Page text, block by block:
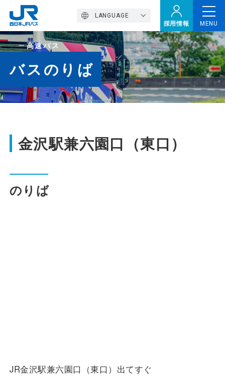
採用情報
LANGUAGE
MENU
トップページ
西バスの魅力
高速バス
定期観光バス
お知らせ
運行情報
高速バス
バスのりば
金沢駅兼六園口（東口）
のりば
JR金沢駅兼六園口（東口）出てすぐ